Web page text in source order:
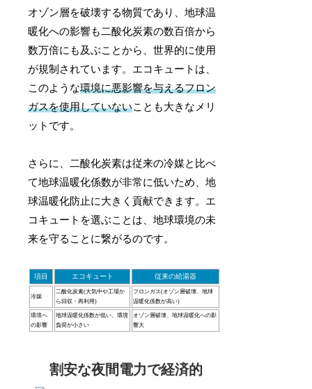
オゾン層を破壊する物質であり、地球温
暖化への影響も二酸化炭素の数百倍から
数万倍にも及ぶことから、世界的に使用
が規制されています。エコキュートは、
このような環境に悪影響を与えるフロン
ガスを使用していないことも大きなメリ
ットです。
さらに、二酸化炭素は従来の冷媒と比べ
て地球温暖化係数が非常に低いため、地
球温暖化防止に大きく貢献できます。エ
コキュートを選ぶことは、地球環境の未
来を守ることに繋がるのです。
項目 エコキュート 従来の給湯器
冷媒
二酸化炭素(大気中や工場か
ら回収・再利用)
フロンガス(オゾン層破壊、地球
温暖化係数が高い)
環境へ
の影響
地球温暖化係数が低い、環境
負荷が小さい
オゾン層破壊、地球温暖化への影
響大
割安な夜間電力で経済的